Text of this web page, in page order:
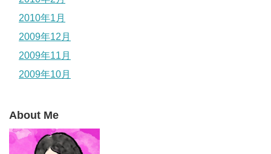
2010年1月
2009年12月
2009年11月
2009年10月
About Me